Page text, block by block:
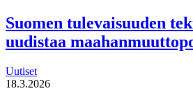
liikuntaneuvontapalvelun
kirjaamisen,
lähettämisen
käytännöistä
Suomen tulevaisuuden
uudistaa
Uutiset
18.3.2026